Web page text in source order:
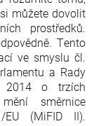
můžete dovolit
prostředků.
Tento
ve smyslu čl.
a Rady
2014 o trzích
směrnice
EU (MiFID II).